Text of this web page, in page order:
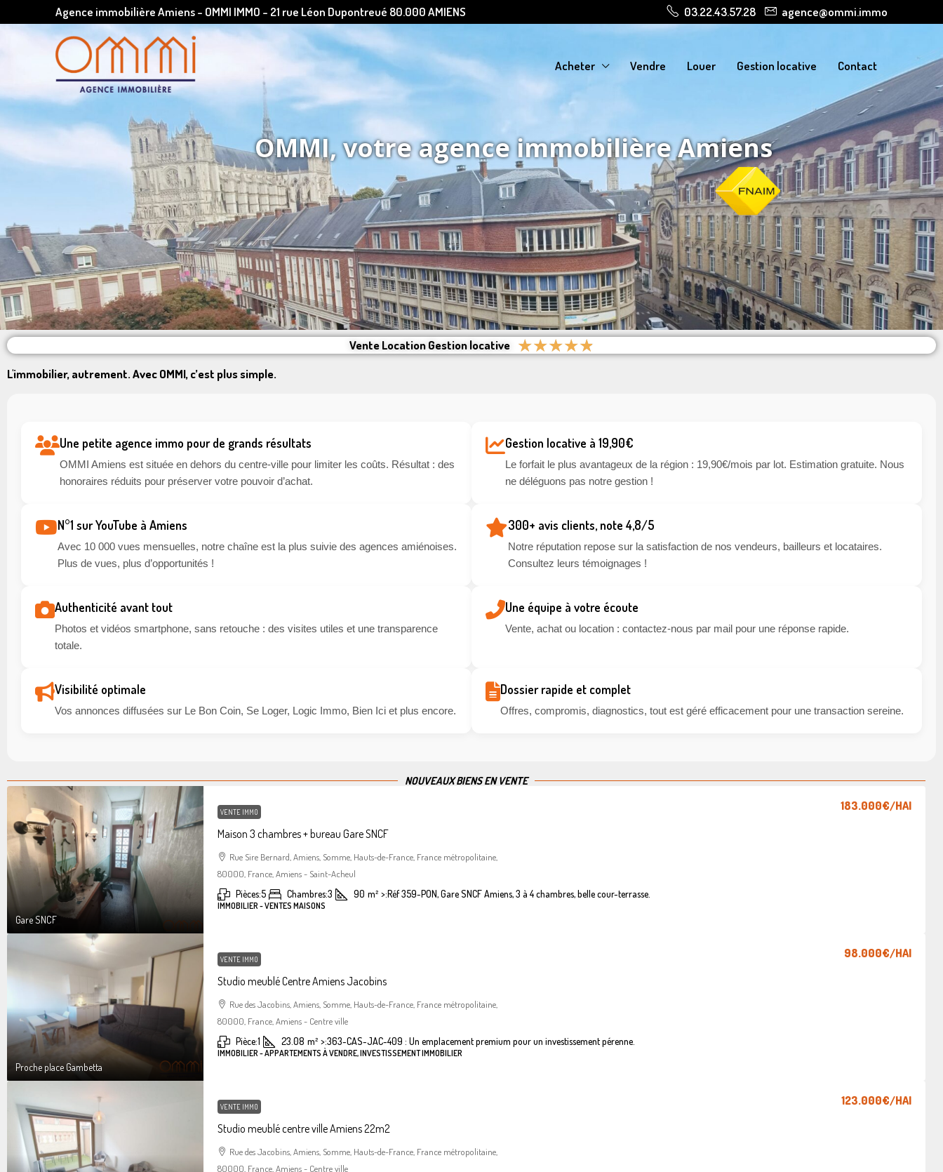
Agence immobilière Amiens - OMMI IMMO - 21 rue Léon Dupontreué 80.000 AMIENS 03.22.43.57.28 agence@ommi.immo
Acheter Vendre Louer Gestion locative Contact
OMMI, votre agence immobilière Amiens
Vente Location Gestion locative ★★★★★
L'immobilier, autrement. Avec OMMI, c’est plus simple.
Une petite agence immo pour de grands résultats
OMMI Amiens est située en dehors du centre-ville pour limiter les coûts. Résultat : des
honoraires réduits pour préserver votre pouvoir d’achat.
Gestion locative à 19,90€
Le forfait le plus avantageux de la région : 19,90€/mois par lot. Estimation gratuite. Nous
ne déléguons pas notre gestion !
N°1 sur YouTube à Amiens
Avec 10 000 vues mensuelles, notre chaîne est la plus suivie des agences amiénoises.
Plus de vues, plus d’opportunités !
300+ avis clients, note 4,8/5
Notre réputation repose sur la satisfaction de nos vendeurs, bailleurs et locataires.
Consultez leurs témoignages !
Authenticité avant tout
Photos et vidéos smartphone, sans retouche : des visites utiles et une transparence
totale.
Une équipe à votre écoute
Vente, achat ou location : contactez-nous par mail pour une réponse rapide.
Visibilité optimale
Vos annonces diffusées sur Le Bon Coin, Se Loger, Logic Immo, Bien Ici et plus encore.
Dossier rapide et complet
Offres, compromis, diagnostics, tout est géré efficacement pour une transaction sereine.
NOUVEAUX BIENS EN VENTE
Gare SNCF
VENTE IMMO
Maison 3 chambres + bureau Gare SNCF
183.000€/HAI
Rue Sire Bernard, Amiens, Somme, Hauts-de-France, France métropolitaine,
80000, France, Amiens - Saint-Acheul
Pièces:5 Chambres:3 90 m² >:Réf 359-PON, Gare SNCF Amiens, 3 à 4 chambres, belle cour-terrasse.
IMMOBILIER - VENTES MAISONS
Proche place Gambetta
VENTE IMMO
Studio meublé Centre Amiens Jacobins
98.000€/HAI
Rue des Jacobins, Amiens, Somme, Hauts-de-France, France métropolitaine,
80000, France, Amiens - Centre ville
Pièce:1 23.08 m² >:363-CAS-JAC-409 : Un emplacement premium pour un investissement pérenne.
IMMOBILIER - APPARTEMENTS À VENDRE, INVESTISSEMENT IMMOBILIER
VENTE IMMO
Studio meublé centre ville Amiens 22m2
123.000€/HAI
Rue des Jacobins, Amiens, Somme, Hauts-de-France, France métropolitaine,
80000, France, Amiens - Centre ville